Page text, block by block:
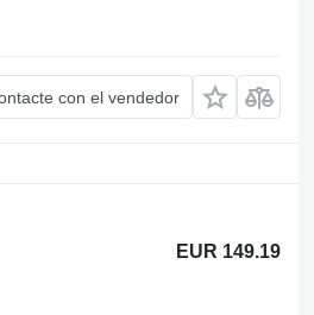
con el vendedor
EUR 149.19